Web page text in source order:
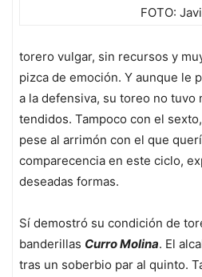
FOTO:
torero vulgar, sin recursos y
pizca de emoción. Y aunque le
a la defensiva, su toreo no
tendidos. Tampoco con el
pese al arrimón con el que
comparecencia en este ciclo,
deseadas formas.
Sí demostró su condición de
banderillas Curro Molina. El
tras un soberbio par al quinto.